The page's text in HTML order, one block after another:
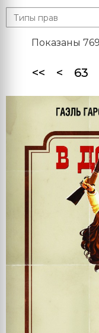
Показаны
<< < 63